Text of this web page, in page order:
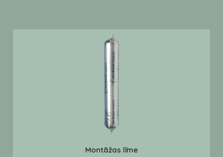
Montāžas līme